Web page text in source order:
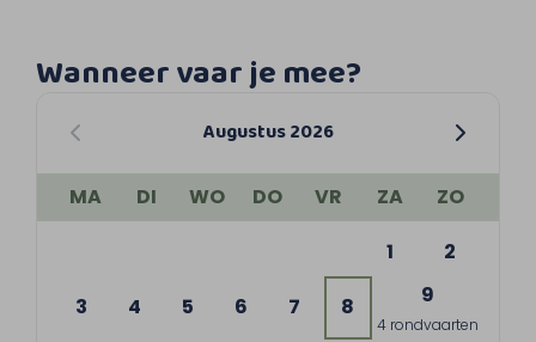
Wanneer vaar je mee?
Augustus 2026
MA DI WO DO VR ZA
ZO
1
2
3 4 5 6 7 8 9
4 rondvaarten